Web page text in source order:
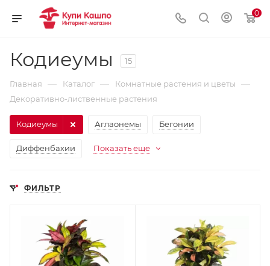
0
Кодиеумы 15
Главная — Каталог — Комнатные растения и цветы —
Декоративно-лиственные растения
Аглаонемы Бегонии
Диффенбахии
Кодиеумы
Показать еще
ФИЛЬТР